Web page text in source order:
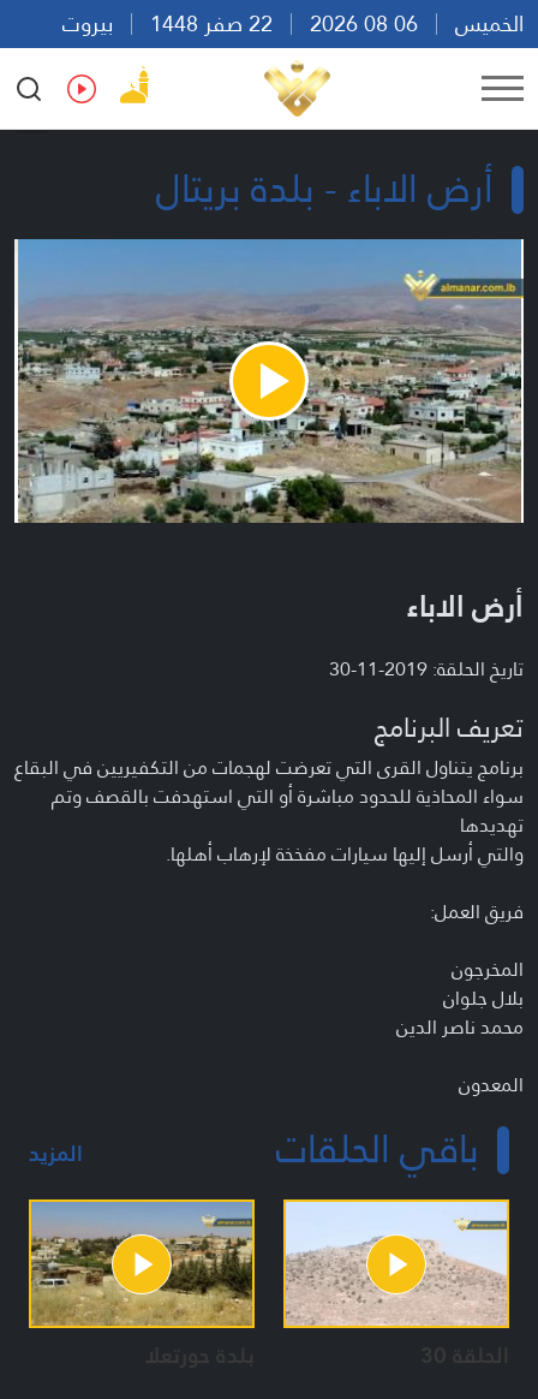
الخميس
بيروت
07:54
Ar En Fr Es
أرض الاباء - بلدة بريتال
Play
Video
أرض الاباء
تاريخ الحلقة: 2019-11-30
تعريف البرنامج
برنامج يتناول القرى التي تعرضت لهجمات من التكفيريين في البقاع
سواء المحاذية للحدود مباشرة أو التي استهدفت بالقصف وتم
تهديدها
والتي أرسل إليها سيارات مفخخة لإرهاب أهلها.
فريق العمل:
المخرجون
بلال جلوان
محمد ناصر الدين
المعدون
مريم فاضلباقي الحلقات المزيد
الحلقة 30 بلدة حورتعلا